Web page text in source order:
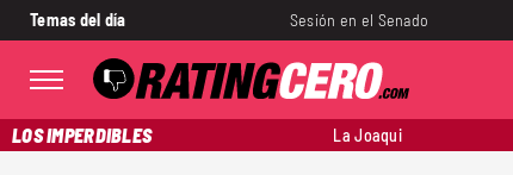
Temas del día Sesión en el Senado
LOS IMPERDIBLES La Joaqui